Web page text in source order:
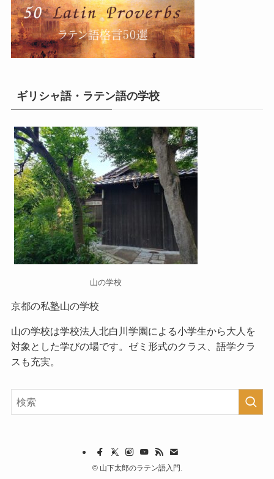
ギリシャ語・ラテン語の学校
山の学校
京都の私塾山の学校
山の学校は学校法人北白川学園による小学生から大人を
対象とした学びの場です。ゼミ形式のクラス、語学クラ
スも充実。
©山下太郎のラテン語入門.